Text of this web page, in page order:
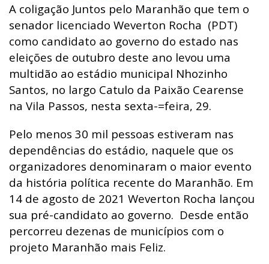
A coligação Juntos pelo Maranhão que tem o
senador licenciado Weverton Rocha (PDT)
como candidato ao governo do estado nas
eleições de outubro deste ano levou uma
multidão ao estádio municipal Nhozinho
Santos, no largo Catulo da Paixão Cearense
na Vila Passos, nesta sexta-=feira, 29.
Pelo menos 30 mil pessoas estiveram nas
dependências do estádio, naquele que os
organizadores denominaram o maior evento
da história política recente do Maranhão. Em
14 de agosto de 2021 Weverton Rocha lançou
sua pré-candidato ao governo. Desde então
percorreu dezenas de municípios com o
projeto Maranhão mais Feliz.